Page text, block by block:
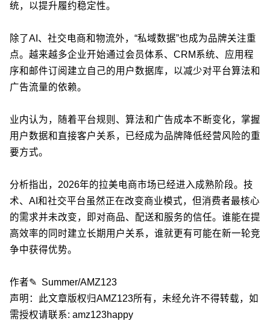
统，以提升履约稳定性。
除了AI、社交电商和物流外，“私域数据”也成为品牌关注重
点。越来越多企业开始通过会员体系、CRM系统、应用程
序和邮件订阅建立自己的用户数据库，以减少对平台算法和
广告流量的依赖。
业内认为，随着平台规则、算法和广告成本不断变化，掌握
用户数据和直接客户关系，已经成为品牌降低经营风险的重
要方式。
分析指出，2026年的拉美电商市场已经进入成熟阶段。技
术、AI和社交平台虽然正在改变商业模式，但消费者最核心
的需求并未改变，即对商品、配送和服务的信任。谁能在提
高效率的同时建立长期用户关系，谁就更有可能在新一轮竞
争中获得优势。
作者✎ Summer/AMZ123
声明：此文章版权归AMZ123所有，未经允许不得转载，如
需授权请联系: amz123happy